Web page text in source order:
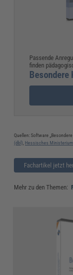
Passende
finden
Besondere
Quellen: Software „Besondere
(dbl) Hessisches
Fachartikel jetzt
Mehr zu den Themen: